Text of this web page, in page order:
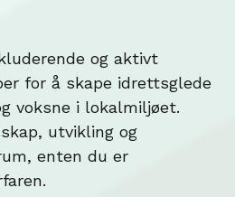
og aktivt
for å skape idrettsglede
voksne i lokalmiljøet.
utvikling og
enten du er